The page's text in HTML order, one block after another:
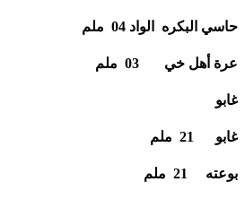
حاسي البكره الواد 04 ملم
عرة أهل خي 03 ملم
غابو
غابو 21 ملم
بوعته 21 ملم